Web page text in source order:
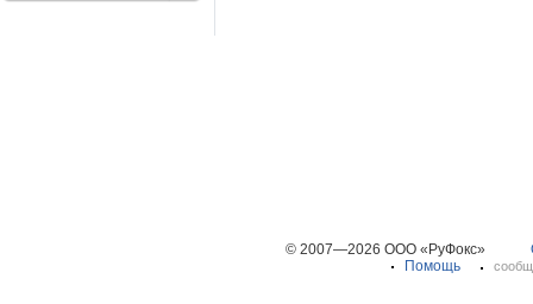
© 2007—2026 ООО «РуФокс»
Помощь